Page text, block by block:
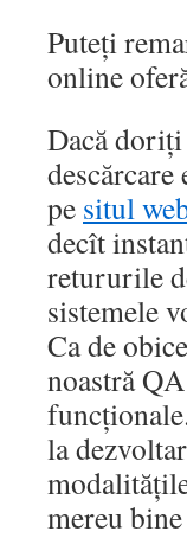
Puteți
online
Dacă doriți
pe situl
decît
retururile
sistemele
Ca de
noastră
la
mereu